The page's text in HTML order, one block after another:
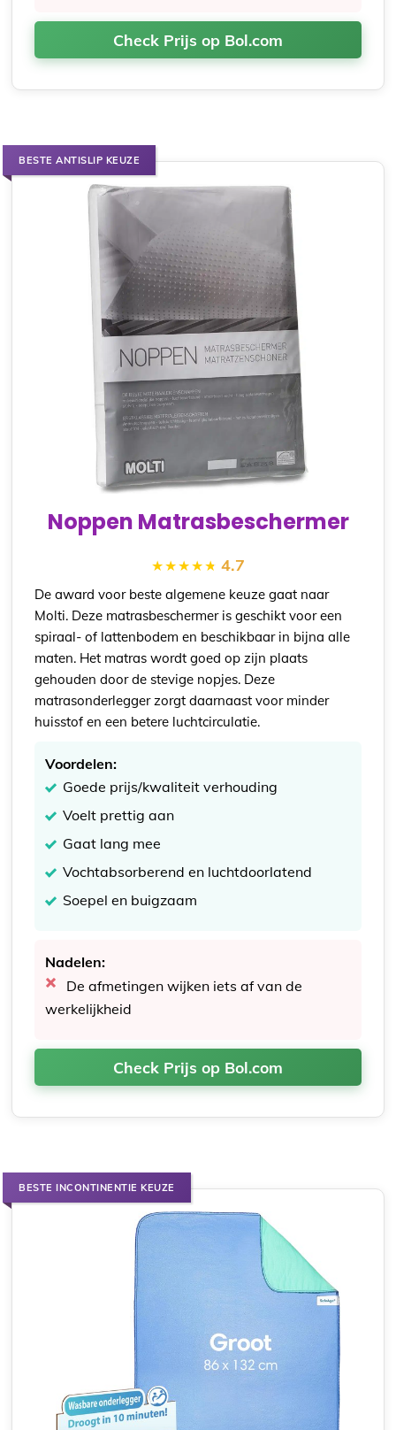
Check Prijs op Bol.com
BESTE ANTISLIP KEUZE
Noppen Matrasbeschermer
4.7
De award voor beste algemene keuze gaat naar
Molti. Deze matrasbeschermer is geschikt voor een
spiraal- of lattenbodem en beschikbaar in bijna alle
maten. Het matras wordt goed op zijn plaats
gehouden door de stevige nopjes. Deze
matrasonderlegger zorgt daarnaast voor minder
huisstof en een betere luchtcirculatie.
Voordelen:
Goede prijs/kwaliteit verhouding
Voelt prettig aan
Gaat lang mee
Vochtabsorberend en luchtdoorlatend
Soepel en buigzaam
Nadelen:
De afmetingen wijken iets af van de
werkelijkheid
Check Prijs op Bol.com
BESTE INCONTINENTIE KEUZE